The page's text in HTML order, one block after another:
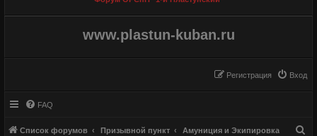
www.plastun-kuban.ru
Вход
Регистрация
FAQ
Список форумов Призывной пункт Амуниция и Экипировка